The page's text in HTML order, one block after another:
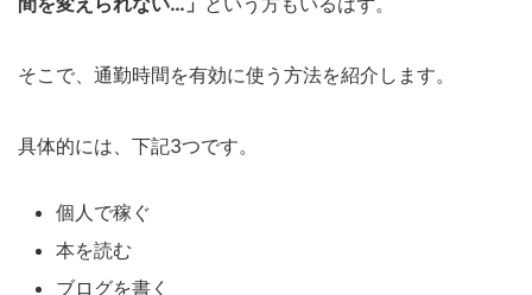
そこで、通勤時間を有効に使う方法を紹介します。
具体的には、下記3つです。
個人で稼ぐ
本を読む
ブログを書く